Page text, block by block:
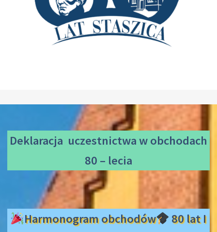
Deklaracja uczestnictwaw obchodach
80 – lecia
Harmonogram obchodów
80 lat I